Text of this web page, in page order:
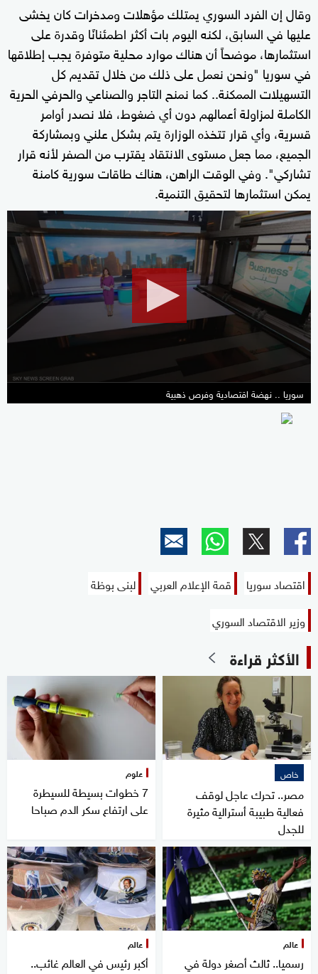
وقال إن الفرد السوري يمتلك مؤهلات ومدخرات كان يخشى
عليها في السابق، لكنه اليوم بات أكثر اطمئنانًا وقدرة على
استثمارها، موضحاً أن هناك موارد محلية متوفرة يجب إطلاقها
في سوريا "ونحن نعمل على ذلك من خلال تقديم كل
التسهيلات الممكنة.. كما نمنح التاجر والصناعي والحرفي الحرية
الكاملة لمزاولة أعمالهم دون أي ضغوط، فلا نصدر أوامر
قسرية، وأي قرار تتخذه الوزارة يتم بشكل علني وبمشاركة
الجميع، مما جعل مستوى الانتقاد يقترب من الصفر لأنه قرار
تشاركي". وفي الوقت الراهن، هناك طاقات سورية كامنة
يمكن استثمارها لتحقيق التنمية.
0
seconds
minutes,
seconds
سوريا .. نهضة اقتصادية وفرص ذهبية
اقتصاد سوريا قمة الإعلام العربي
لبنى بوظة
وزير الاقتصاد السوري
الأكثر قراءة
خاص
مصر.. تحرك عاجل لوقف
فعالية طبيبة أسترالية مثيرة
للجدل
علوم
7 خطوات بسيطة للسيطرة
على ارتفاع سكر الدم صباحا
عالم
رسميا.. ثالث أصغر دولة في
عالم
أكبر رئيس في العالم غائب..